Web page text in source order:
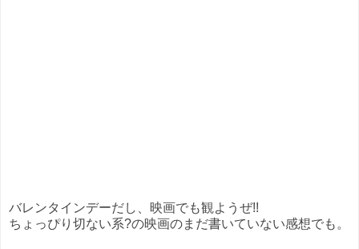
バレンタインデーだし、映画でも観ようぜ!!
ちょっぴり切ない系?の映画のまだ書いていない感想でも。